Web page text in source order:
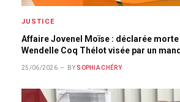
JUSTICE
Affaire Jovenel Moïse : déclarée morte
Wendelle Coq Thélot visée par un
25/06/2026 BY SOPHIA CHÉRY